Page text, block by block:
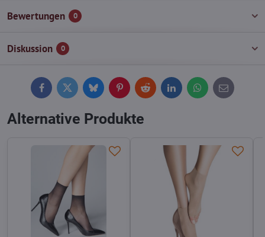
Bewertungen 0
Diskussion 0
FacebookTwitterBlueskyPinterestReddit LinkedInWhatsApp
E-
mail
Alternative Produkte